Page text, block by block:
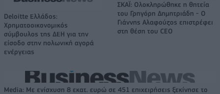
Deloitte Ελλάδος:
Χρηματοοικονομικός
σύμβουλος της ΔΕΗ για την
είσοδο στην πολωνική αγορά
ενέργειας
ΣΚΑΪ: Ολοκληρώθηκε η θητεία
του Γρηγόρη Δημητριάδη - Ο
Γιάννης Αλαφούζος επιστρέφει
στη θέση του CEO
Media: Με ενίσχυση 8 εκατ. ευρώ σε 451 επιχειρήσεις ξεκίνησε το